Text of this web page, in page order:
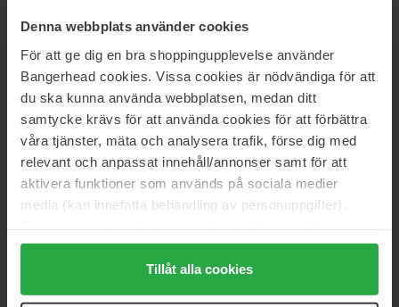
Denna webbplats använder cookies
För att ge dig en bra shoppingupplevelse använder
Bangerhead cookies. Vissa cookies är nödvändiga för att
du ska kunna använda webbplatsen, medan ditt
samtycke krävs för att använda cookies för att förbättra
våra tjänster, mäta och analysera trafik, förse dig med
relevant och anpassat innehåll/annonser samt för att
aktivera funktioner som används på sociala medier
media (kan innefatta behandling av personuppgifter).
Genom att trycka på "Tillåt alla cookies" accepterar du
alla cookies, medan du under "Detaljer" kan anpassa
användningen av cookies. Du kan när som helst återkalla
Tillåt alla cookies
NEWSLETTERBE THE FIRST TO KNOW
Vill du få de bästa beauty-nyheterna direkt till din inbox? Vi ger
dig de senaste trenderna, tips och exklusiva erbjudanden!
SÄKER BETALNING